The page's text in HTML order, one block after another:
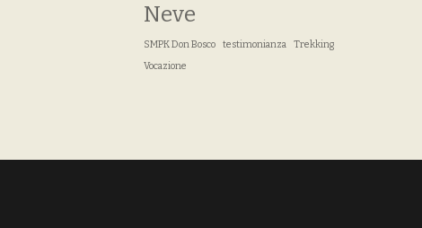
Neve
SMPK Don Bosco testimonianza
Trekking
Vocazione